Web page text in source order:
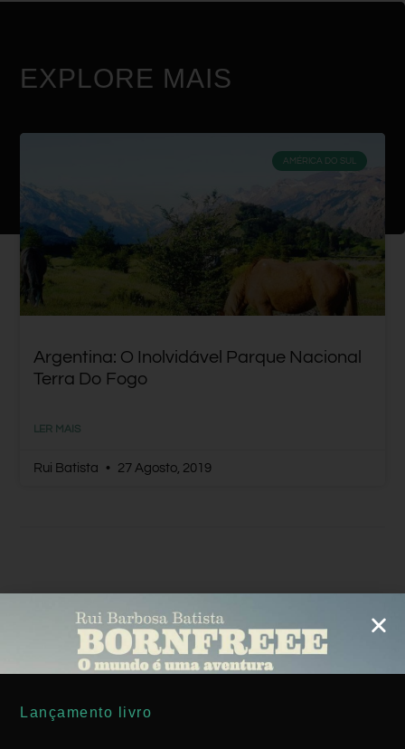
EXPLORE MAIS
AMÉRICA DO SUL
Argentina: O Inolvidável Parque Nacional
Terra Do Fogo
LER MAIS
Rui Batista 27 Agosto, 2019
Lançamento livro